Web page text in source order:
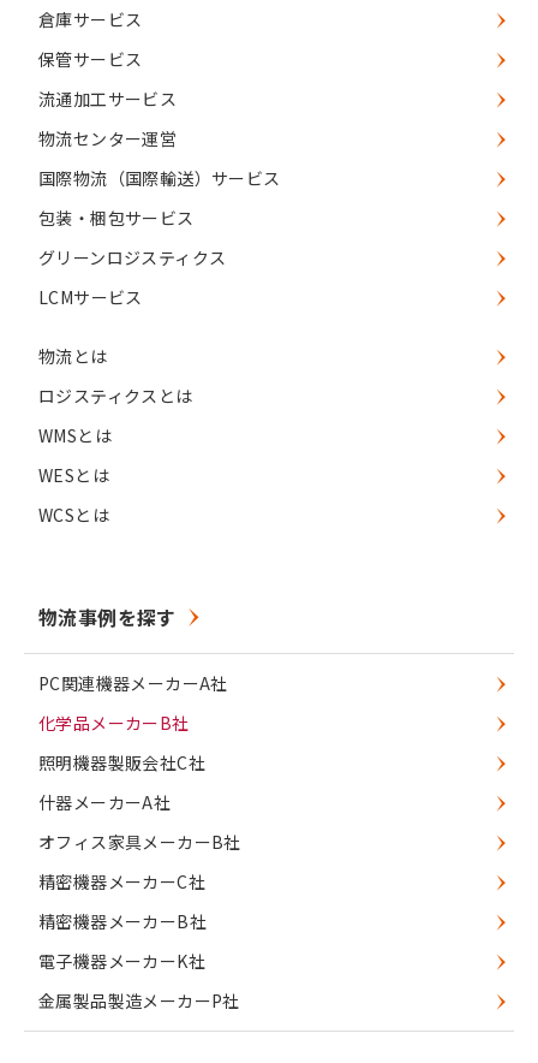
倉庫サービス
保管サービス
流通加工サービス
物流センター運営
国際物流（国際輸送）サービス
包装・梱包サービス
グリーンロジスティクス
LCMサービス
物流とは
ロジスティクスとは
WMSとは
WESとは
WCSとは
物流事例を探す
PC関連機器メーカーA社
化学品メーカーB社
照明機器製販会社C社
什器メーカーA社
オフィス家具メーカーB社
精密機器メーカーC社
精密機器メーカーB社
電子機器メーカーK社
金属製品製造メーカーP社